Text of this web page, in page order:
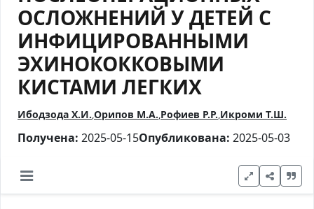
ОСЛОЖНЕНИЙ У ДЕТЕЙ С
ИНФИЦИРОВАННЫМИ
ЭХИНОКОККОВЫМИ
КИСТАМИ ЛЕГКИХ
Ибодзода Х.И. Орипов М.А. Рофиев Р.Р. Икроми Т.Ш.
Получена: 2025-05-15Опубликована: 2025-05-03